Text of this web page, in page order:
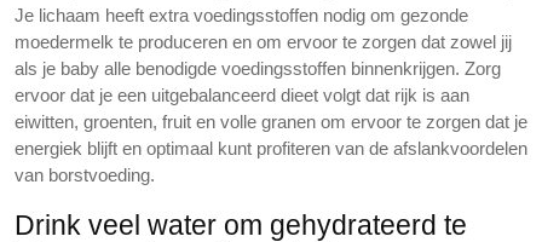
Je lichaam heeft extra voedingsstoffen nodig om gezonde
moedermelk te produceren en om ervoor te zorgen dat zowel jij
als je baby alle benodigde voedingsstoffen binnenkrijgen. Zorg
ervoor dat je een uitgebalanceerd dieet volgt dat rijk is aan
eiwitten, groenten, fruit en volle granen om ervoor te zorgen dat je
energiek blijft en optimaal kunt profiteren van de afslankvoordelen
van borstvoeding.
Drink veel water om gehydrateerd te